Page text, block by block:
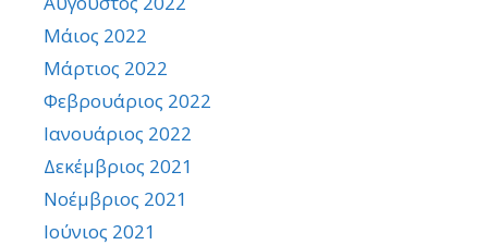
Μάιος 2022
Μάρτιος 2022
Φεβρουάριος 2022
Ιανουάριος 2022
Δεκέμβριος 2021
Νοέμβριος 2021
Ιούνιος 2021